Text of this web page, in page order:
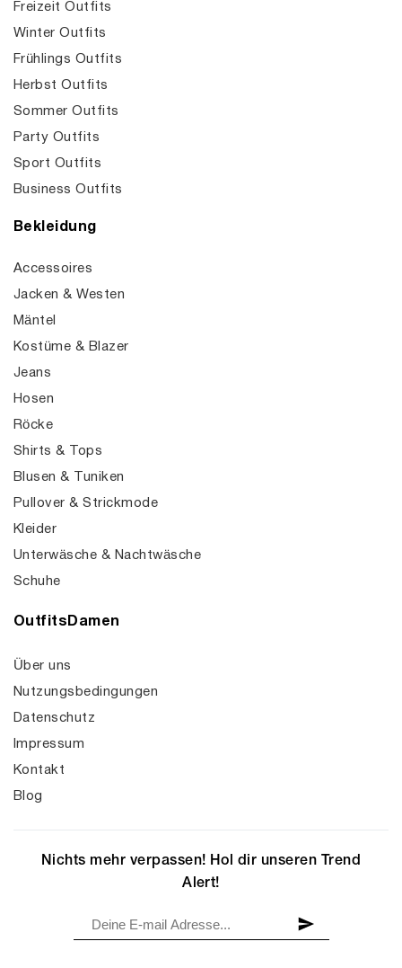
Freizeit Outfits
Winter Outfits
Frühlings Outfits
Herbst Outfits
Sommer Outfits
Party Outfits
Sport Outfits
Business Outfits
Bekleidung
Accessoires
Jacken & Westen
Mäntel
Kostüme & Blazer
Jeans
Hosen
Röcke
Shirts & Tops
Blusen & Tuniken
Pullover & Strickmode
Kleider
Unterwäsche & Nachtwäsche
Schuhe
OutfitsDamen
Über uns
Nutzungsbedingungen
Datenschutz
Impressum
Kontakt
Blog
Nichts mehr verpassen! Hol dir unseren Trend
Alert!